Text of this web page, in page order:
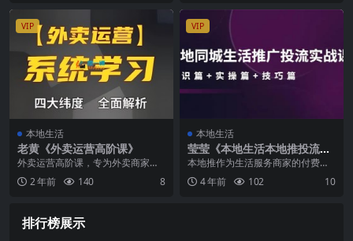
VIP
本地生活
老黄《外卖运营高阶课》
外卖运营高阶课，专为外卖商家量
身打造，从商圈分析到平台逻辑，
从餐品设计到活动配置...
2 年前 140 8
VIP
本地生活
莹莹《本地生活本地推投流实
操课》
本地推作为生活服务商家的付费投
流工具，它到底有什么作用呢？比
如当你每个小时内容产...
4 年前 102 10
排行榜展示